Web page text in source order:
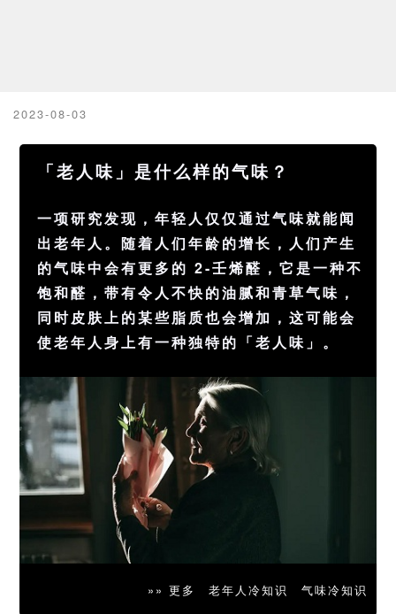
2023-08-03
「老人味」是什么样的气味？
一项研究发现，年轻人仅仅通过气味就能闻
出老年人。随着人们年龄的增长，人们产生
的气味中会有更多的 2-壬烯醛，它是一种不
饱和醛，带有令人不快的油腻和青草气味，
同时皮肤上的某些脂质也会增加，这可能会
使老年人身上有一种独特的「老人味」。
»» 更多 老年人冷知识 气味冷知识